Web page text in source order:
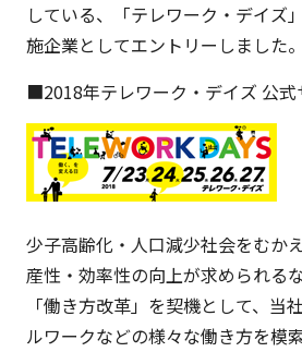
している、「テレワーク・デイズ
施企業としてエントリーしました。
■2018年テレワーク・デイズ 公式
少子高齢化・人口減少社会をむか
産性・効率性の向上が求められる
「働き方改革」を契機として、当
ルワークなどの様々な働き方を模